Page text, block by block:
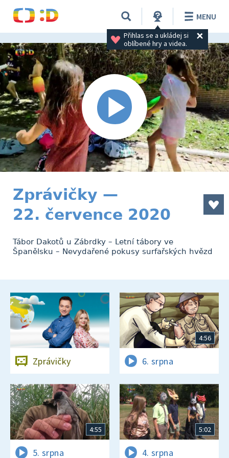
Přihlas se a ukládej si
oblíbené hry a videa.
MENU
Zprávičky —
22. července 2020
Tábor Dakotů u Zábrdky – Letní tábory ve
Španělsku – Nevydařené pokusy surfařských hvězd
Zprávičky
4:56
6. srpna
4:55
5. srpna
5:02
4. srpna